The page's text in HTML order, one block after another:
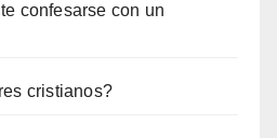
confesarse con un
cristianos?